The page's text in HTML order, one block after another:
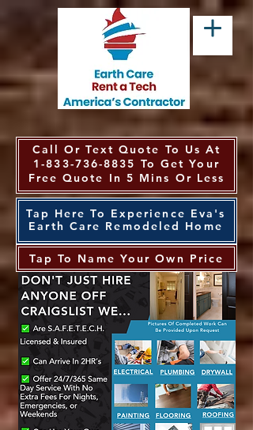
Call Or Text Quote To Us At
1-833-736-8835 To Get Your
Free Quote In 5 Mins Or Less
Tap Here To Experience Eva's
Earth Care Remodeled Home
Tap To Name Your Own Price